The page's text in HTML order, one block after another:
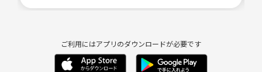
ご利用にはアプリのダウンロードが必要です